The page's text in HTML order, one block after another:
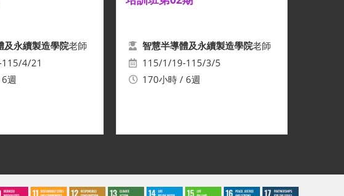
及永續製造學院老師
4/21
週
智慧半導體及永續製造學院老師
115/1/19-115/3/5
170小時 / 6週